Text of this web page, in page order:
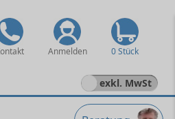
Anmelden 0 Stück
exkl. MwSt